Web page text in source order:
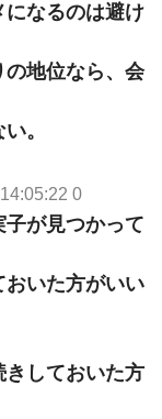
なるのは避け
地位なら、会
。
0
が見つかって
おいた方がいい
しておいた方